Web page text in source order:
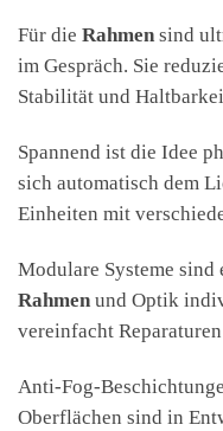
Für die Rahmen sind
im Gespräch. Sie
Stabilität und
Spannend ist die Idee
sich automatisch dem
Einheiten mit
Modulare Systeme sind
Rahmen und Optik
vereinfacht
Anti-Fog-
Oberflächen sind in